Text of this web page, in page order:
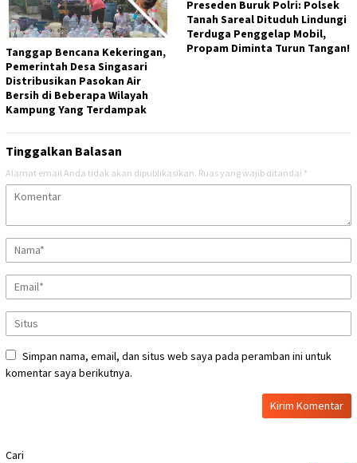
Tanggap Bencana Kekeringan,
Pemerintah Desa Singasari
Distribusikan Pasokan Air
Bersih di Beberapa Wilayah
Kampung Yang Terdampak
Preseden Buruk Polri: Polsek
Tanah Sareal Dituduh Lindungi
Terduga Penggelap Mobil,
Propam Diminta Turun Tangan!
Tinggalkan Balasan
Alamat email Anda tidak akan dipublikasikan. Ruas yang wajib ditandai *
Simpan nama, email, dan situs web saya pada peramban ini untuk
komentar saya berikutnya.
Cari